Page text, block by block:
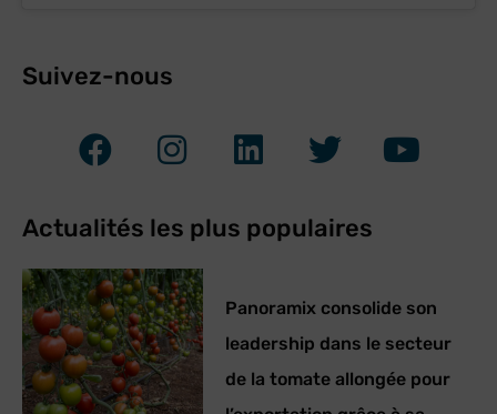
Suivez-nous
Actualités les plus populaires
Panoramix consolide son
leadership dans le secteur
de la tomate allongée pour